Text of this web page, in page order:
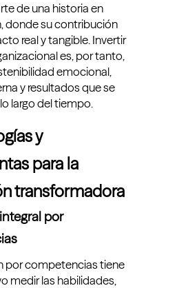
de una historia en
donde su contribución
real y tangible. Invertir
es, por tanto,
emocional,
y resultados que se
largo del tiempo.
y
para la
transformadora
por
por competencias tiene
medir las habilidades,